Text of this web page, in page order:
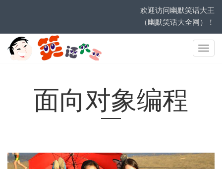
欢迎访问幽默笑话大王
（幽默笑话大全网）！
网
面向对象编程